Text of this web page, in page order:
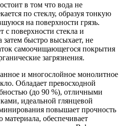
в том что вода не
по стеклу, образуя тонкую
на поверхности грязь.
с поверхности стекла и
затем быстро высыхает, не
самоочищающегося покрытия
загрязнения.
и многослойное монолитное
Обладает превосходной
(до 90 %), отличными
идеальной глянцевой
повышает прочность
материала, обеспечивает